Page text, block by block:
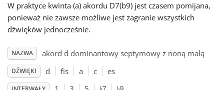
Deutsch
English
Español
W praktyce kwinta (a) akordu D7(b9) jest czasem pomijana,
ponieważ nie zawsze możliwe jest zagranie wszystkich
dźwięków jednocześnie.
NAZWA akord d dominantowy septymowy z noną małą
DŹWIĘKI d fis a c es